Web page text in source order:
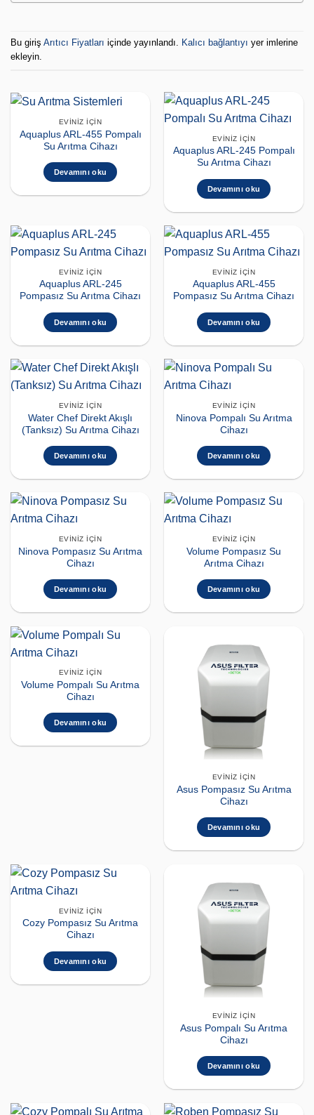
Bu giriş Arıtıcı Fiyatları içinde yayınlandı. Kalıcı bağlantıyı yer imlerine
ekleyin.
EVINIZ İÇIN
Aquaplus ARL-455 Pompalı
Su Arıtma Cihazı
Devamını oku
EVINIZ İÇIN
Aquaplus ARL-245 Pompalı
Su Arıtma Cihazı
Devamını oku
EVINIZ İÇIN
Aquaplus ARL-245
Pompasız Su Arıtma Cihazı
Devamını oku
EVINIZ İÇIN
Aquaplus ARL-455
Pompasız Su Arıtma Cihazı
Devamını oku
EVINIZ İÇIN
Water Chef Direkt Akışlı
(Tanksız) Su Arıtma Cihazı
Devamını oku
EVINIZ İÇIN
Ninova Pompalı Su Arıtma
Cihazı
Devamını oku
EVINIZ İÇIN
Ninova Pompasız Su Arıtma
Cihazı
Devamını oku
EVINIZ İÇIN
Volume Pompasız Su
Arıtma Cihazı
Devamını oku
EVINIZ İÇIN
Volume Pompalı Su Arıtma
Cihazı
Devamını oku
EVINIZ İÇIN
Asus Pompasız Su Arıtma
Cihazı
Devamını oku
EVINIZ İÇIN
Cozy Pompasız Su Arıtma
Cihazı
Devamını oku
EVINIZ İÇIN
Asus Pompalı Su Arıtma
Cihazı
Devamını oku